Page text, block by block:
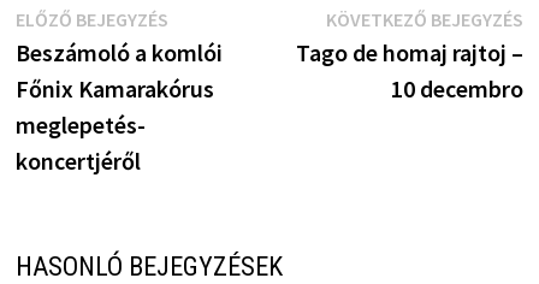
Bejegyzés
navigáció
ELŐZŐ BEJEGYZÉSElőző
bejegyzés:
Beszámoló a komlói
Főnix Kamarakórus
meglepetés-
koncertjéről
KÖVETKEZŐ BEJEGYZÉS
Tago de homaj rajtoj –
10 decembro
HASONLÓ BEJEGYZÉSEK